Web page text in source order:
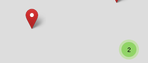
Steiermark
Fluchtgeschichten
2